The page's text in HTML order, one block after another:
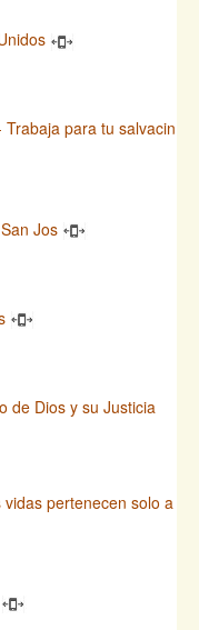
para tu salvacin
Jos
de Dios y su Justicia
pertenecen solo a